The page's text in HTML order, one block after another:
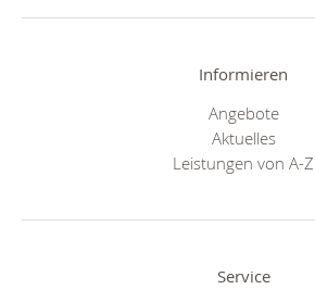
Informieren
Angebote
Aktuelles
Leistungen von A-Z
Service